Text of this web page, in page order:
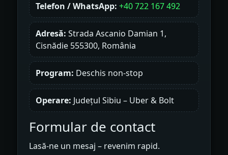
Telefon / WhatsApp: +40 722 167 492
Adresă: Strada Ascanio Damian 1,
Cisnădie 555300, România
Program: Deschis non-stop
Operare: Județul Sibiu – Uber & Bolt
Formular de contact
Lasă-ne un mesaj – revenim rapid.